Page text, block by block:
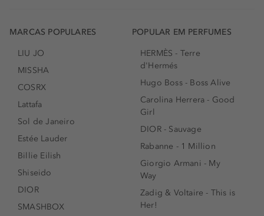
MARCAS POPULARES
LIU JO
MISSHA
COSRX
Lattafa
Sol de Janeiro
Estée Lauder
Billie Eilish
Shiseido
DIOR
SMASHBOX
POPULAR EM PERFUMES
HERMÈS - Terre
d'Hermés
Hugo Boss - Boss Alive
Carolina Herrera - Good
Girl
DIOR - Sauvage
Rabanne - 1 Million
Giorgio Armani - My
Way
Zadig & Voltaire - This is
Her!